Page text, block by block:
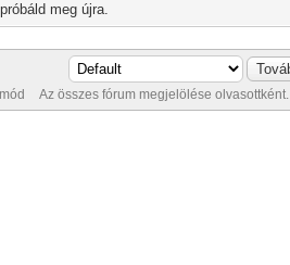
meg újra.
Az összes fórum megjelölése olvasottként.